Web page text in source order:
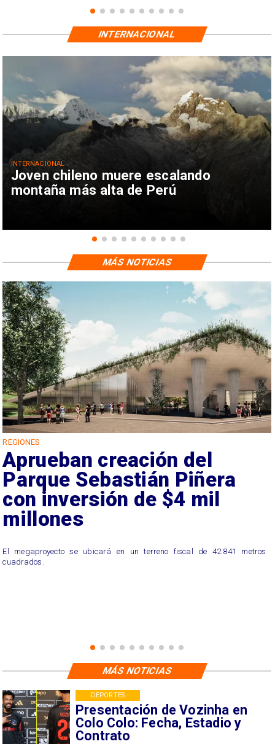
Joven chileno muere escalando
montaña más alta de Perú
INTERNACIONAL
INTERNACIONAL
REGIONES
Aprueban creación del
Parque Sebastián Piñera
con inversión de $4 mil
millones
El megaproyecto se ubicará en un terreno fiscal de 42.841 metros
cuadrados.
MÁS NOTICIAS
Presentación de Vozinha en
Colo Colo: Fecha, Estadio y
Contrato
DEPORTES
MÁS NOTICIAS